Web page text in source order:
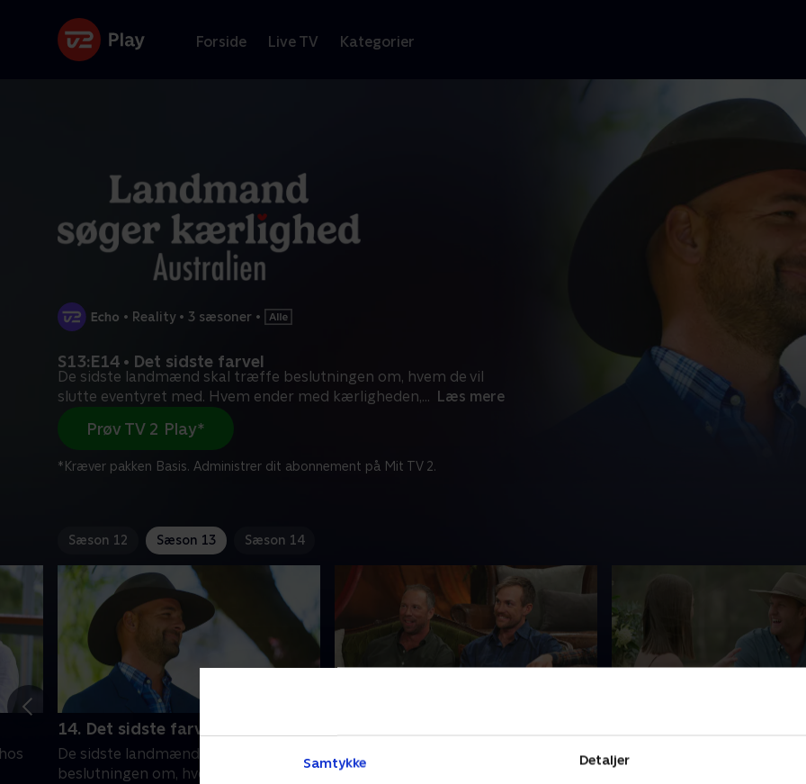
Samtykke Detaljer
Forside Live TV Kategorier
• Reality • 3 sæsoner •
S13:E14 • Det sidste farvel
De sidste landmænd skal træffe beslutningen om, hvem de vil
slutte eventyret med. Hvem ender med kærligheden,... Læs mere
Prøv TV 2 Play*
*Kræver pakken Basis. Administrer dit abonnement på Mit TV 2.
Sæson 12 Sæson 13 Sæson 14
14. Det sidste farvel
De sidste landmænd skal træffe
beslutningen om, hvem de vil slutte
De sidste beslutninger er truffet, og
det er tid til at samle landmændene
Håbefulde bejlere står i kø til